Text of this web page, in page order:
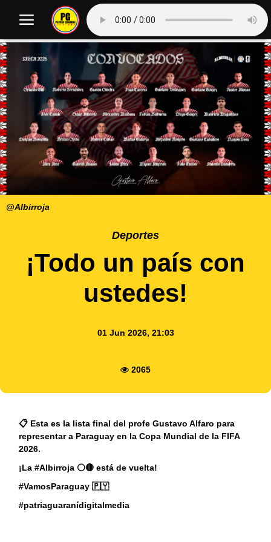
@Albirroja
Deportes
¡Todo un país con
ustedes!
01 Jun 2026, 21:03
2065
📋 Esta es la lista final del profe Gustavo Alfaro para
representar a Paraguay en la Copa Mundial de la FIFA
2026.
¡La #Albirroja ⚪🔴 está de vuelta!
#VamosParaguay 🇵🇾
#patriaguaranídigitalmedia